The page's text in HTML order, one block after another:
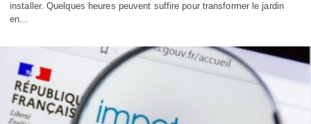
installer. Quelques heures peuvent suffire pour transformer le jardin
en…